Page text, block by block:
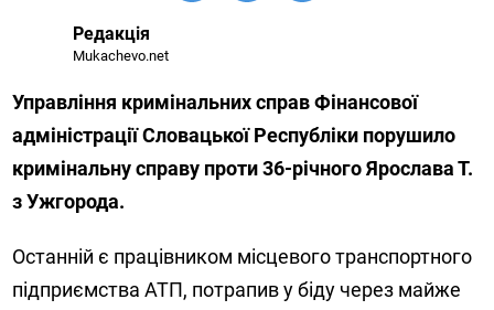
Редакція
Mukachevo.net
Управління кримінальних справ Фінансової
адміністрації Словацької Республіки порушило
кримінальну справу проти 36-річного Ярослава Т.
з Ужгорода.
Останній є працівником місцевого транспортного
підприємства АТП, потрапив у біду через майже